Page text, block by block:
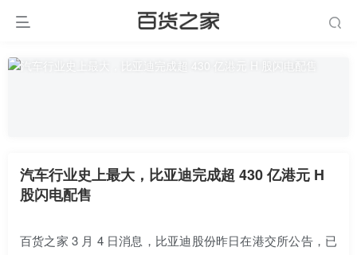
汽车行业史上最大，比亚迪完成超 430 亿港元 H
股闪电配售
百货之家 3 月 4 日消息，比亚迪股份昨日在港交所公告，已